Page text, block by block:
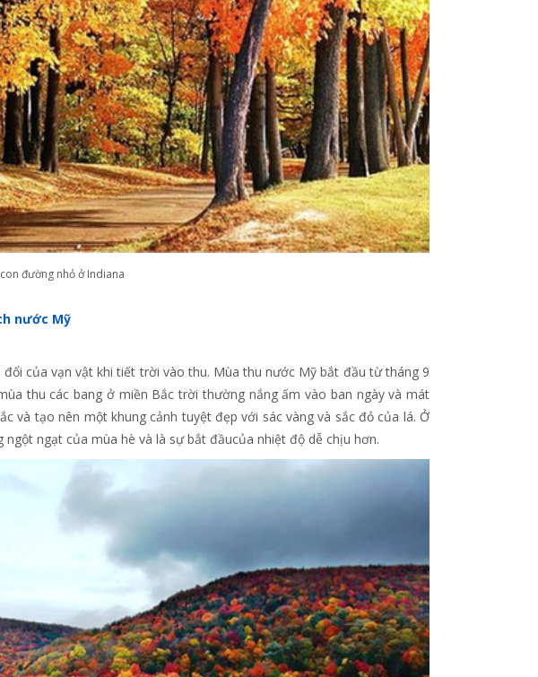
đường nhỏ ở Indiana
nước Mỹ
của vạn vật khi tiết trời vào thu. Mùa thu nước Mỹ bắt đầu từ tháng 9
thu các bang ở miền Bắc trời thường nắng ấm vào ban ngày và mát
và tạo nên một khung cảnh tuyệt đẹp với sác vàng và sắc đỏ của lá. Ở
ngạt của mùa hè và là sự bắt đầucủa nhiệt độ dễ chịu hơn.